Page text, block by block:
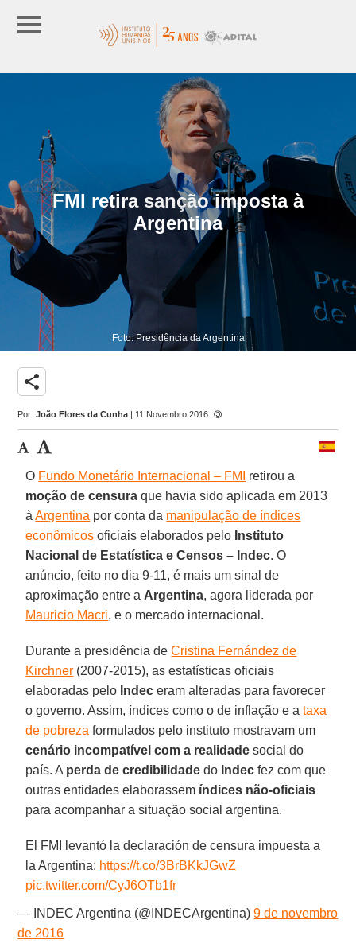
FMI retira sanção imposta à
Argentina
Foto: Presidência da Argentina
share
Por:João Flores da Cunha | 11 Novembro 2016
O Fundo Monetário Internacional – FMI
retirou a
moção de censura que havia sido aplicada em 2013
àArgentina por conta da manipulação de índices
econômicos oficiais elaborados pelo Instituto
Nacional de Estatística e Censos – Indec. O
anúncio, feito no dia 9-11, é mais um sinal de
aproximação entre a Argentina, agora liderada por
Mauricio Macri, e o mercado internacional.
Durante a presidência deCristina Fernández de
Kirchner (2007-2015), as estatísticas oficiais
elaboradas pelo Indec eram alteradas para favorecer
o governo. Assim, índices como o de inflação e ataxa
de pobreza formulados pelo instituto mostravam um
cenário incompatível com a realidade social do
país. A perda de credibilidade do Indec fez com que
outras entidades elaborassem índices não-oficiais
para acompanhar a situação social argentina.
El FMI levantó la declaración de censura impuesta a
la Argentina: https://t.co/3BrBKkJGwZ
pic.twitter.com/CyJ6OTb1fr
— INDEC Argentina (@INDECArgentina)9 de novembro
de 2016